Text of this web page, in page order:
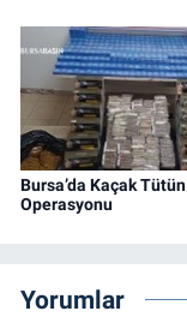
Bursa’da Kaçak Tütün
Operasyonu
Yorumlar